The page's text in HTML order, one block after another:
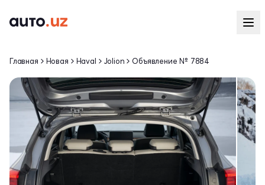
Главная Новая Haval Jolion Объявление № 7884